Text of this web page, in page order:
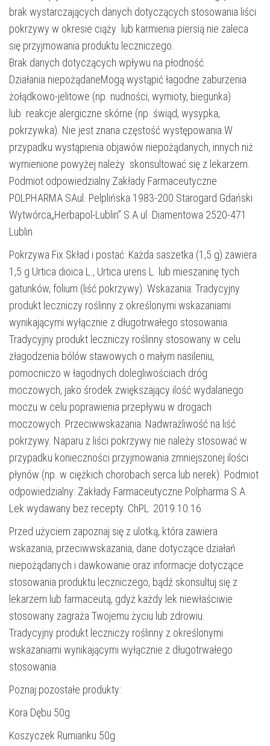
brak wystarczających danych dotyczących stosowania liści
pokrzywy w okresie ciąży lub karmienia piersią nie zaleca
się przyjmowania produktu leczniczego.
Brak danych dotyczących wpływu na płodność.
Działania niepożądaneMogą wystąpić łagodne zaburzenia
żołądkowo-jelitowe (np. nudności, wymioty, biegunka)
lub reakcje alergiczne skórne (np. świąd, wysypka,
pokrzywka). Nie jest znana częstość występowania.W
przypadku wystąpienia objawów niepożądanych, innych niż
wymienione powyżej należy skonsultować się z lekarzem.
Podmiot odpowiedzialny:Zakłady Farmaceutyczne
POLPHARMA SAul. Pelplińska 1983-200 Starogard Gdański
Wytwórca„Herbapol-Lublin” S.A.ul. Diamentowa 2520-471
Lublin
Pokrzywa Fix Skład i postać: Każda saszetka (1,5 g) zawiera
1,5 g Urtica dioica L., Urtica urens L. lub mieszaninę tych
gatunków, folium (liść pokrzywy). Wskazania: Tradycyjny
produkt leczniczy roślinny z określonymi wskazaniami
wynikającymi wyłącznie z długotrwałego stosowania.
Tradycyjny produkt leczniczy roślinny stosowany w celu
złagodzenia bólów stawowych o małym nasileniu,
pomocniczo w łagodnych dolegliwościach dróg
moczowych, jako środek zwiększający ilość wydalanego
moczu w celu poprawienia przepływu w drogach
moczowych. Przeciwwskazania: Nadwrażliwość na liść
pokrzywy. Naparu z liści pokrzywy nie należy stosować w
przypadku konieczności przyjmowania zmniejszonej ilości
płynów (np. w ciężkich chorobach serca lub nerek). Podmiot
odpowiedzialny: Zakłady Farmaceutyczne Polpharma S.A.
Lek wydawany bez recepty. ChPL: 2019.10.16.
Przed użyciem zapoznaj się z ulotką, która zawiera
wskazania, przeciwwskazania, dane dotyczące działań
niepożądanych i dawkowanie oraz informacje dotyczące
stosowania produktu leczniczego, bądź skonsultuj się z
lekarzem lub farmaceutą, gdyż każdy lek niewłaściwie
stosowany zagraża Twojemu życiu lub zdrowiu.
Tradycyjny produkt leczniczy roślinny z określonymi
wskazaniami wynikającymi wyłącznie z długotrwałego
stosowania.
Poznaj pozostałe produkty:
Kora Dębu 50g
Koszyczek Rumianku 50g